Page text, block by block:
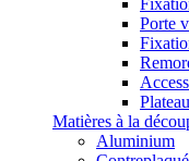
Porte
Matières à la
Aluminium